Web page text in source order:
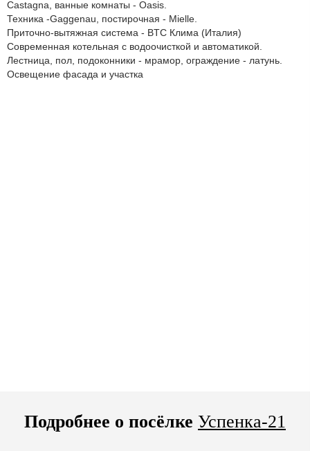
Castagna, ванные комнаты - Oasis.
Техника -Gaggenau, постирочная - Mielle.
Приточно-вытяжная система - BTC Клима (Италия)
Современная котельная с водоочисткой и автоматикой.
Лестница, пол, подоконники - мрамор, ограждение - латунь.
Освещение фасада и участка
Подробнее о посёлке Успенка-21